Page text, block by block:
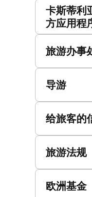
卡斯蒂利
方应用程
旅游办事
导游
给旅客的
旅游法规
欧洲基金